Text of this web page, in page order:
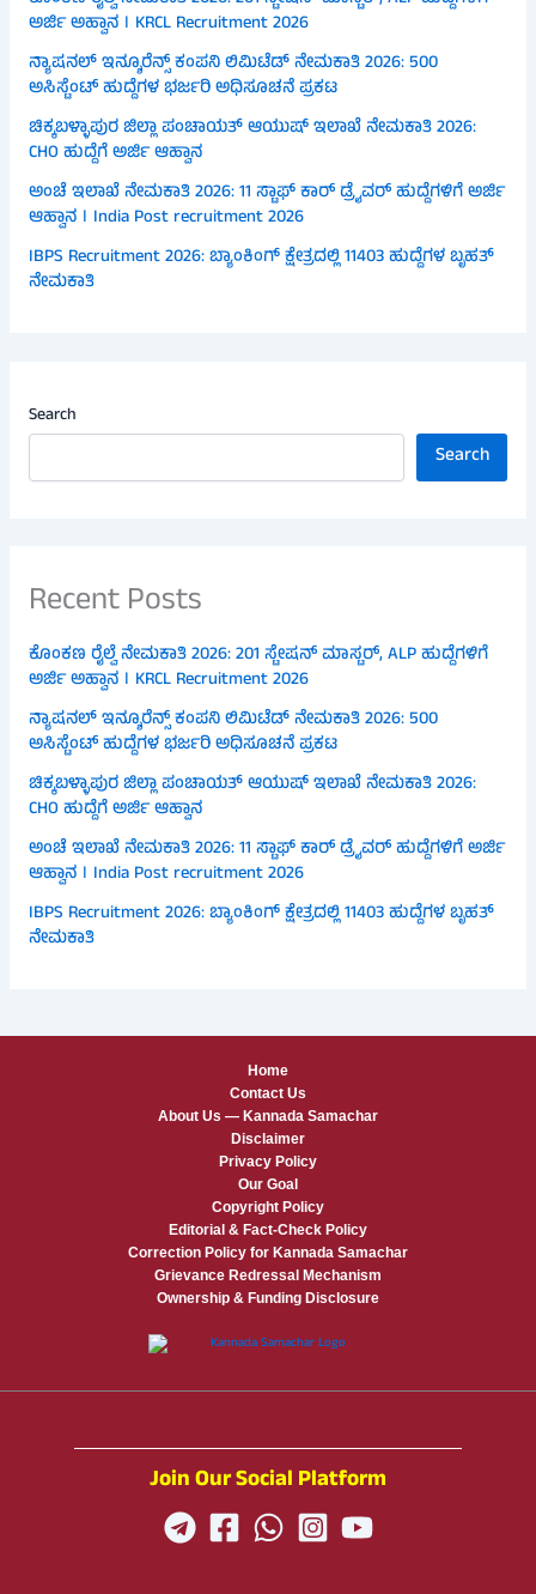
ಅರ್ಜಿ ಅಹ್ವಾನ । KRCL Recruitment 2026
ನ್ಯಾಷನಲ್ ಇನ್ಶೂರೆನ್ಸ್ ಕಂಪನಿ ಲಿಮಿಟೆಡ್ ನೇಮಕಾತಿ 2026: 500
ಅಸಿಸ್ಟೆಂಟ್ ಹುದ್ದೆಗಳ ಭರ್ಜರಿ ಅಧಿಸೂಚನೆ ಪ್ರಕಟ
ಚಿಕ್ಕಬಳ್ಳಾಪುರ ಜಿಲ್ಲಾ ಪಂಚಾಯತ್ ಆಯುಷ್ ಇಲಾಖೆ ನೇಮಕಾತಿ 2026:
CHO ಹುದ್ದೆಗೆ ಅರ್ಜಿ ಆಹ್ವಾನ
ಅಂಚೆ ಇಲಾಖೆ ನೇಮಕಾತಿ 2026: 11 ಸ್ಟಾಫ್ ಕಾರ್ ಡ್ರೈವರ್ ಹುದ್ದೆಗಳಿಗೆ ಅರ್ಜಿ
ಆಹ್ವಾನ । India Post recruitment 2026
IBPS Recruitment 2026: ಬ್ಯಾಂಕಿಂಗ್ ಕ್ಷೇತ್ರದಲ್ಲಿ 11403 ಹುದ್ದೆಗಳ ಬೃಹತ್
ನೇಮಕಾತಿ
Search
Search
Recent Posts
ಕೊಂಕಣ ರೈಲ್ವೆ ನೇಮಕಾತಿ 2026: 201 ಸ್ಟೇಷನ್ ಮಾಸ್ಟರ್, ALP ಹುದ್ದೆಗಳಿಗೆ
ಅರ್ಜಿ ಅಹ್ವಾನ । KRCL Recruitment 2026
ನ್ಯಾಷನಲ್ ಇನ್ಶೂರೆನ್ಸ್ ಕಂಪನಿ ಲಿಮಿಟೆಡ್ ನೇಮಕಾತಿ 2026: 500
ಅಸಿಸ್ಟೆಂಟ್ ಹುದ್ದೆಗಳ ಭರ್ಜರಿ ಅಧಿಸೂಚನೆ ಪ್ರಕಟ
ಚಿಕ್ಕಬಳ್ಳಾಪುರ ಜಿಲ್ಲಾ ಪಂಚಾಯತ್ ಆಯುಷ್ ಇಲಾಖೆ ನೇಮಕಾತಿ 2026:
CHO ಹುದ್ದೆಗೆ ಅರ್ಜಿ ಆಹ್ವಾನ
ಅಂಚೆ ಇಲಾಖೆ ನೇಮಕಾತಿ 2026: 11 ಸ್ಟಾಫ್ ಕಾರ್ ಡ್ರೈವರ್ ಹುದ್ದೆಗಳಿಗೆ ಅರ್ಜಿ
ಆಹ್ವಾನ । India Post recruitment 2026
IBPS Recruitment 2026: ಬ್ಯಾಂಕಿಂಗ್ ಕ್ಷೇತ್ರದಲ್ಲಿ 11403 ಹುದ್ದೆಗಳ ಬೃಹತ್
ನೇಮಕಾತಿ
Home
Contact Us
About Us — Kannada Samachar
Disclaimer
Privacy Policy
Our Goal
Copyright Policy
Editorial & Fact-Check Policy
Correction Policy for Kannada Samachar
Grievance Redressal Mechanism
Ownership & Funding Disclosure
Join Our Social Platform